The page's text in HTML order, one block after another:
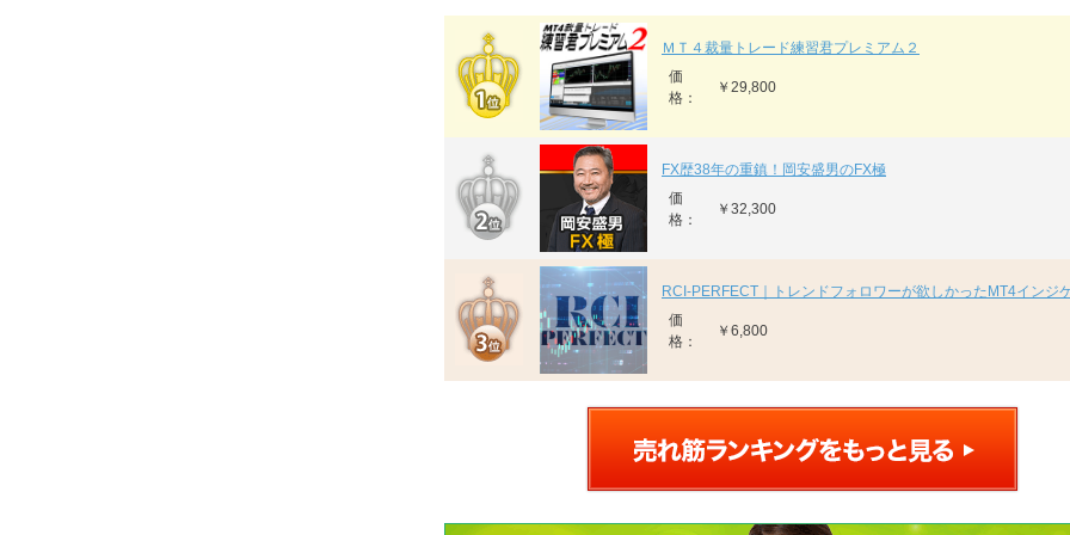
ＭＴ４裁量トレード練習君プレミアム２
価
格：
￥29,800
FX歴38年の重鎮！岡安盛男のFX極
価
格：
￥32,300
RCI-PERFECT｜トレンドフォロワーが欲しかったMT4インジ
価
格：
￥6,800